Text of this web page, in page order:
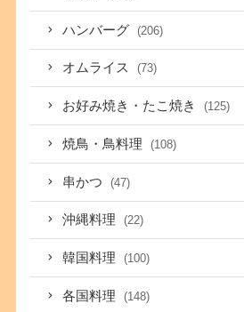
ハンバーグ (206)
オムライス (73)
お好み焼き・たこ焼き (125)
焼鳥・鳥料理 (108)
串かつ (47)
沖縄料理 (22)
韓国料理 (100)
各国料理 (148)